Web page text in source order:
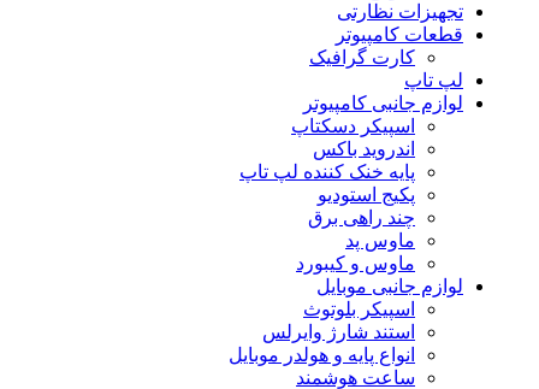
تجهیزات نظارتی
قطعات کامپیوتر
کارت گرافیک
لپ تاپ
لوازم جانبی کامپیوتر
اسپیکر دسکتاپ
اندروید باکس
پایه خنک کننده لپ تاپ
پکیج استودیو
چند راهی برق
ماوس پد
ماوس و کیبورد
لوازم جانبی موبایل
اسپیکر بلوتوث
استند شارژ وایرلس
انواع پایه و هولدر موبایل
ساعت هوشمند